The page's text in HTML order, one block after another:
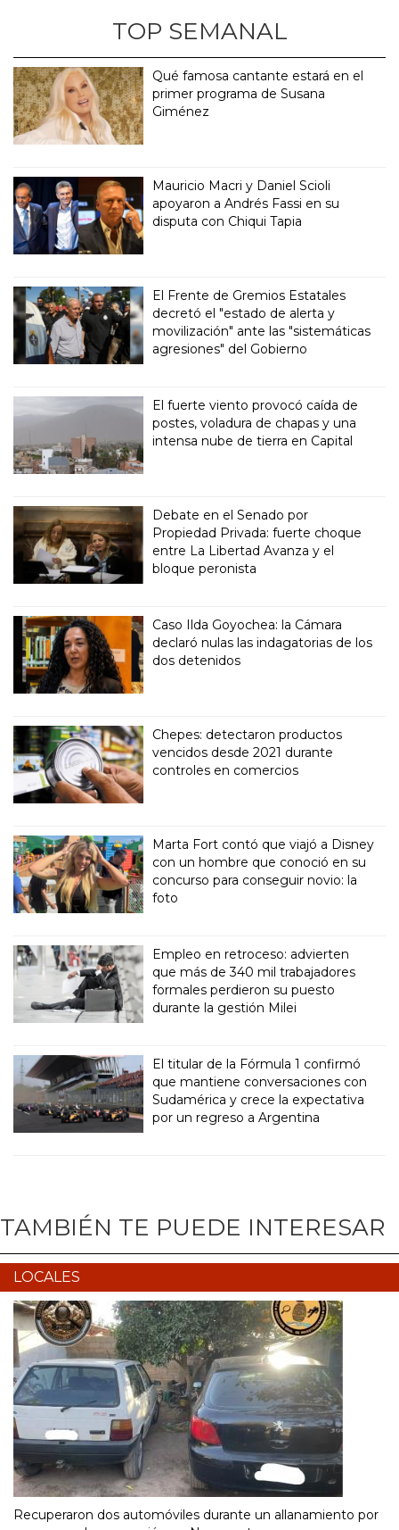
TOP SEMANAL
Qué famosa cantante estará en el
primer programa de Susana
Giménez
Mauricio Macri y Daniel Scioli
apoyaron a Andrés Fassi en su
disputa con Chiqui Tapia
El Frente de Gremios Estatales
decretó el "estado de alerta y
movilización" ante las "sistemáticas
agresiones" del Gobierno
El fuerte viento provocó caída de
postes, voladura de chapas y una
intensa nube de tierra en Capital
Debate en el Senado por
Propiedad Privada: fuerte choque
entre La Libertad Avanza y el
bloque peronista
Caso Ilda Goyochea: la Cámara
declaró nulas las indagatorias de los
dos detenidos
Chepes: detectaron productos
vencidos desde 2021 durante
controles en comercios
Marta Fort contó que viajó a Disney
con un hombre que conoció en su
concurso para conseguir novio: la
foto
Empleo en retroceso: advierten
que más de 340 mil trabajadores
formales perdieron su puesto
durante la gestión Milei
El titular de la Fórmula 1 confirmó
que mantiene conversaciones con
Sudamérica y crece la expectativa
por un regreso a Argentina
TAMBIÉN TE PUEDE INTERESAR
LOCALES
Recuperaron dos automóviles durante un allanamiento por